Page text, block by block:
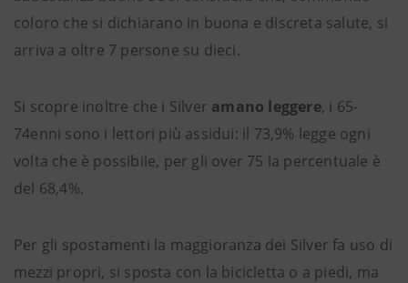
coloro che si dichiarano in buona e discreta salute, si
arriva a oltre 7 persone su dieci.
Si scopre inoltre che i Silver amano leggere, i 65-
74enni sono i lettori più assidui: il 73,9% legge ogni
volta che è possibile, per gli over 75 la percentuale è
del 68,4%.
Per gli spostamenti la maggioranza dei Silver fa uso di
mezzi propri, si sposta con la bicicletta o a piedi, ma